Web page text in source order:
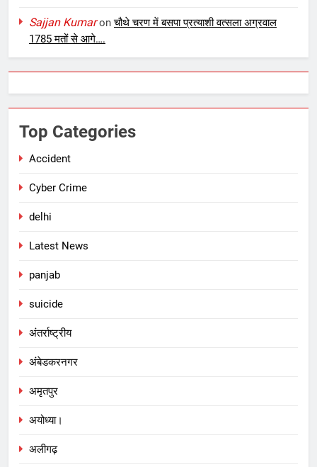
Sajjan Kumaronचौथे चरण में बसपा प्रत्याशी वत्सला अग्रवाल
1785 मतों से आगे….
Top Categories
Accident
Cyber Crime
delhi
Latest News
panjab
suicide
अंतर्राष्ट्रीय
अंबेडकरनगर
अमृतपुर
अयोध्या।
अलीगढ़